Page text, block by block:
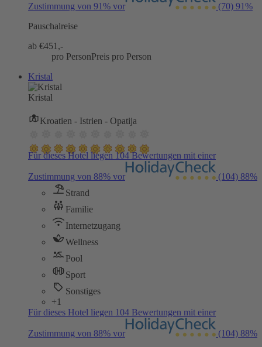
Zustimmung von 91% vor (70) 91%
Pauschalreise
ab €451,-
pro PersonPreis pro Person
Kristal
Kristal
Kroatien - Istrien - Opatija
Für dieses Hotel liegen 104 Bewertungen mit einer
Zustimmung von 88% vor (104) 88%
Strand
Familie
Internetzugang
Wellness
Pool
Sport
Sonstiges
+1
Für dieses Hotel liegen 104 Bewertungen mit einer
Zustimmung von 88% vor (104) 88%